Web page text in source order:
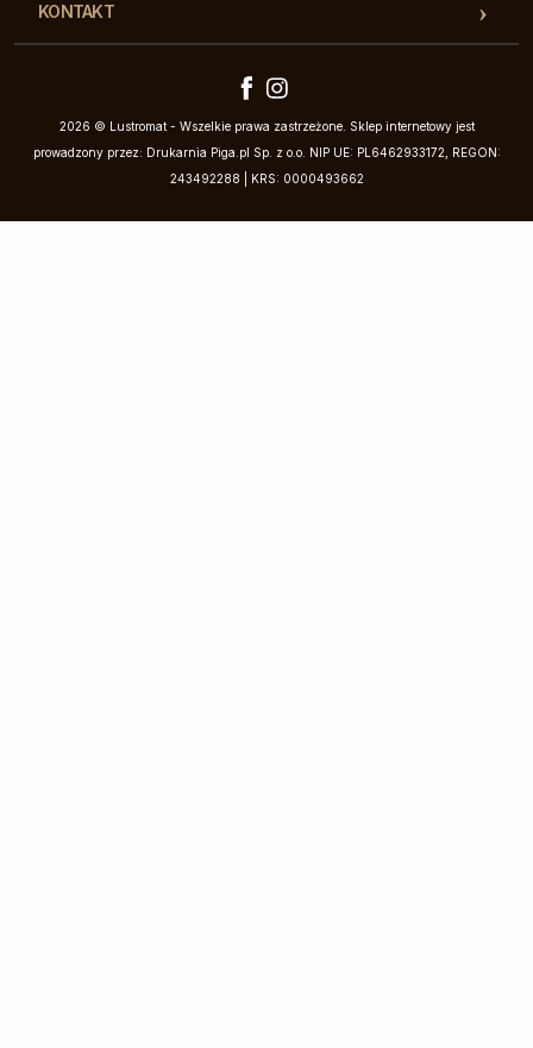
KONTAKT
2026 © Lustromat - Wszelkie prawa zastrzeżone. Sklep internetowy jest
prowadzony przez: Drukarnia Piga.pl Sp. z o.o. NIP UE: PL6462933172, REGON:
243492288 | KRS: 0000493662